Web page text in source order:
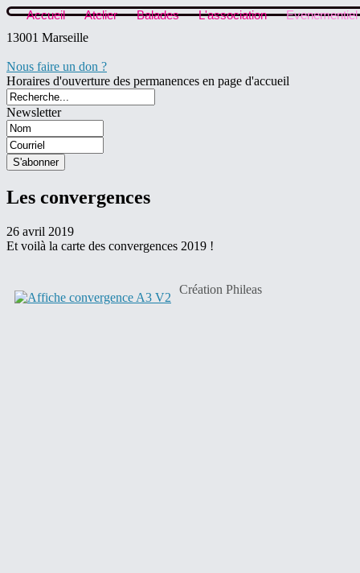
Accueil Atelier Balades L'association
Evenementiel
13001 Marseille
Nous faire un don ?
Horaires d'ouverture des permanences en page d'accueil
Newsletter
Les convergences
26 avril 2019
Et voilà la carte des convergences 2019 !
Création Phileas